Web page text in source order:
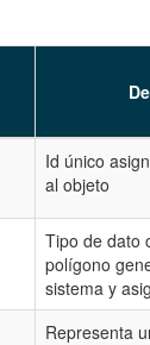
Id único
al objeto
Tipo de dato
polígono
sistema y
Representa